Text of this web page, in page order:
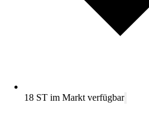
18 ST im Markt verfügbar